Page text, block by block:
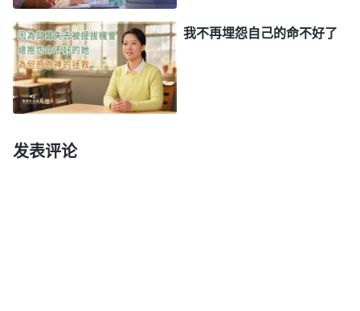
说话，一到需要说话的场合我就打怵，一涉及到要经
常交通、说话的本分我就一味地逃避、拒绝。见到口
才、素质比自己好的人，我就觉得自己比别人矮半
截，就自惭形秽，一个劲儿地消极后退，即使给我做
组长的机会我也觉得自己不是那块料，一点儿积极配
合的心志都没有。自卑情绪影响了我的看事观点和追
求目标，导致我总定规自己，不愿意担担子，错过了
我不再埋怨自己的命不好了
发表评论